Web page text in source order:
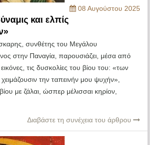
08 Αυγούστου 2025
και ελπίς
συνθέτης του Μεγάλου
στην Παναγία, παρουσιάζει, μέσα από
τις δυσκολίες του βίου του: «των
την ταπεινήν μου ψυχήν»,
με ζάλαι, ώσπερ μέλισσαι κηρίον,
Διαβάστε τη συνέχεια του άρθρου